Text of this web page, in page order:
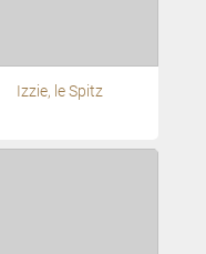
Izzie, le Spitz